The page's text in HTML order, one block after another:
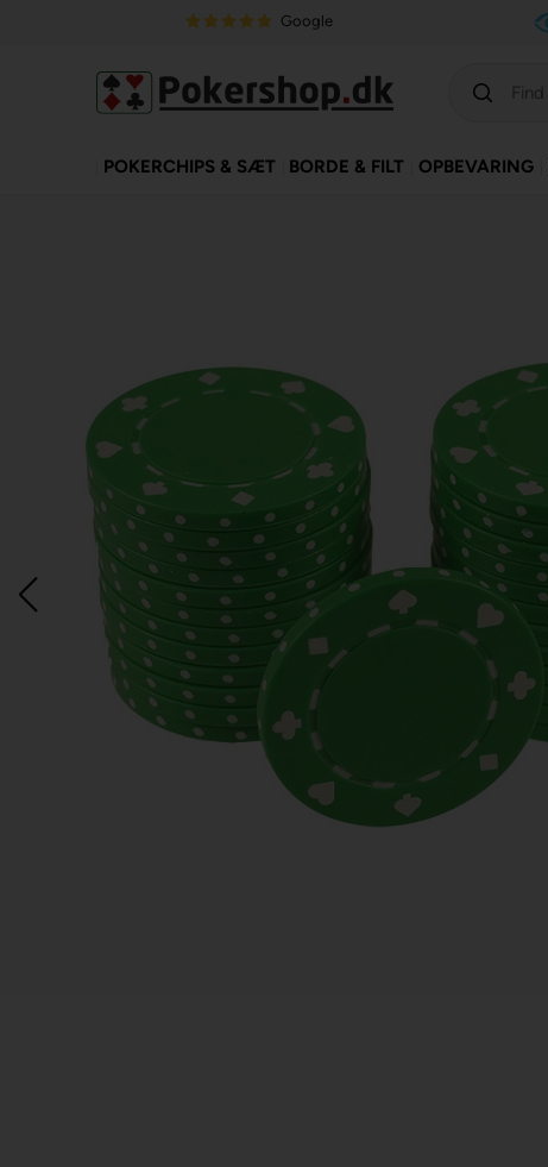
Google
POKERCHIPS & SÆT BORDE & FILT OPBEVARING